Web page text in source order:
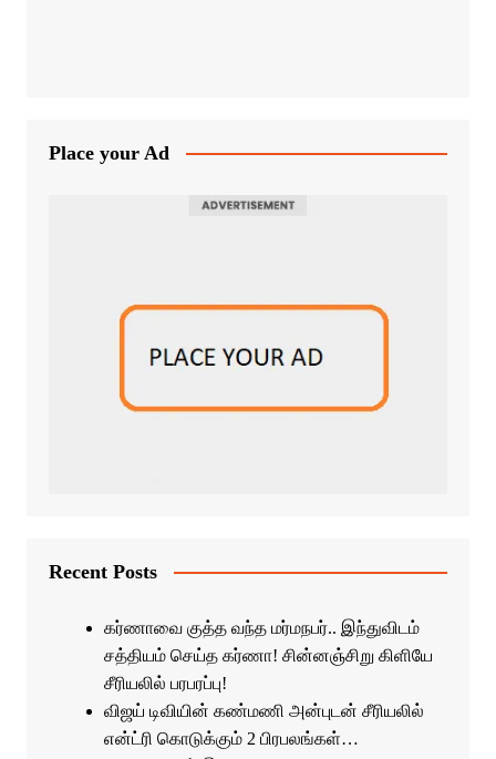
Place your Ad
Recent Posts
கர்ணாவை குத்த வந்த மர்மநபர்.. இந்துவிடம்
சத்தியம் செய்த கர்ணா! சின்னஞ்சிறு கிளியே
சீரியலில் பரபரப்பு!
விஜய் டிவியின் கண்மணி அன்புடன் சீரியலில்
என்ட்ரி கொடுக்கும் 2 பிரபலங்கள்…